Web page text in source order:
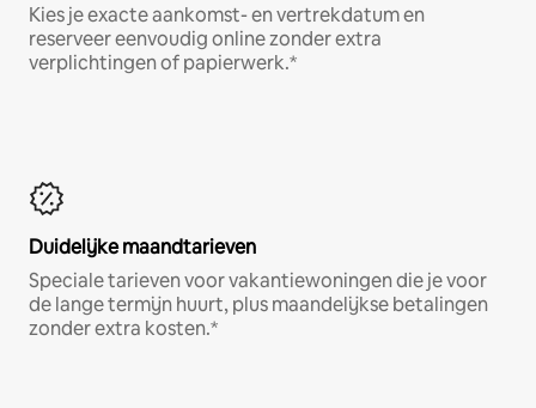
Kies je exacte aankomst- en vertrekdatum en
reserveer eenvoudig online zonder extra
verplichtingen of papierwerk.*
Duidelijke maandtarieven
Speciale tarieven voor vakantiewoningen die je voor
de lange termijn huurt, plus maandelijkse betalingen
zonder extra kosten.*